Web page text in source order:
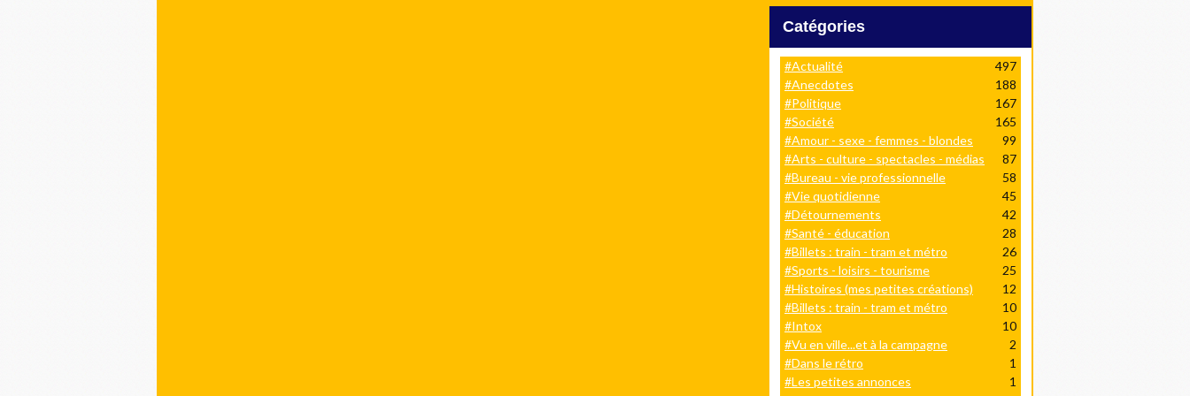
Catégories
#Actualité
497
#Anecdotes
188
#Politique
167
#Société
165
#Amour - sexe - femmes - blondes
99
#Arts - culture - spectacles - médias
87
#Bureau - vie professionnelle
58
#Vie quotidienne
45
#Détournements
42
#Santé - éducation
28
#Billets : train - tram et métro
26
#Sports - loisirs - tourisme
25
#Histoires (mes petites créations)
12
#Billets : train - tram et métro
10
#Intox
10
#Vu en ville...et à la campagne
2
#Dans le rétro
1
#Les petites annonces
1